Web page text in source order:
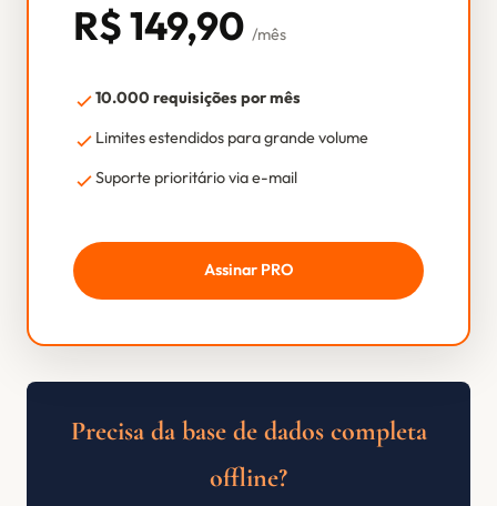
R$ 149,90 /mês
10.000 requisições por mês
Limites estendidos para grande volume
Suporte prioritário via e-mail
Assinar PRO
Precisa da base de dados completa
offline?